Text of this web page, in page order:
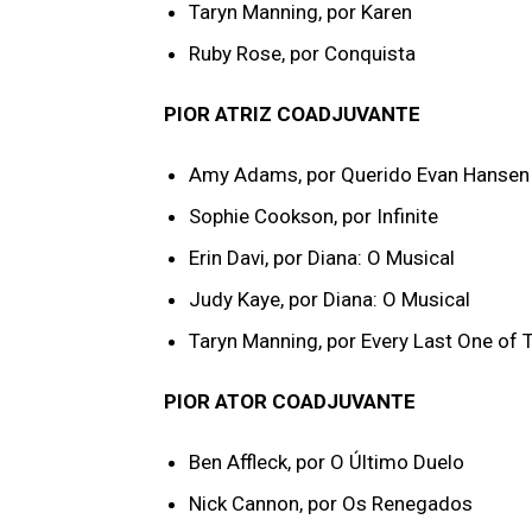
Taryn Manning, por Karen
Ruby Rose, por Conquista
PIOR ATRIZ COADJUVANTE
Amy Adams, por Querido Evan Hansen
Sophie Cookson, por Infinite
Erin Davi, por Diana: O Musical
Judy Kaye, por Diana: O Musical
Taryn Manning, por Every Last One of
PIOR ATOR COADJUVANTE
Ben Affleck, por O Último Duelo
Nick Cannon, por Os Renegados